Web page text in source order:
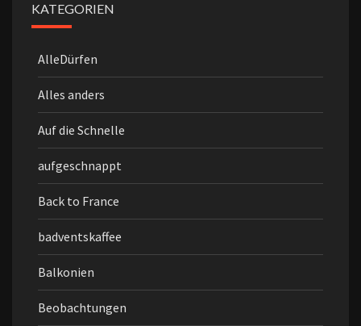
KATEGORIEN
AlleDürfen
Alles anders
Auf die Schnelle
aufgeschnappt
Back to France
badventskaffee
Balkonien
Beobachtungen